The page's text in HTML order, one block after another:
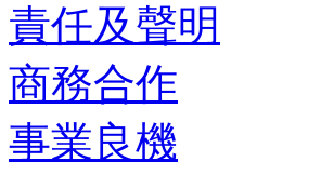
責任及聲明
商務合作
事業良機